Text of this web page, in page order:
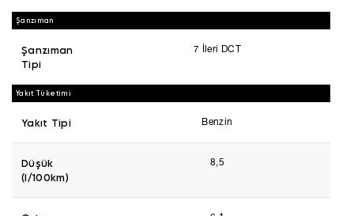
Şanzıman
Şanzıman
Tipi
7 İleri DCT
Yakıt Tüketimi
Yakıt Tipi Benzin
Düşük
(l/100km)
8,5